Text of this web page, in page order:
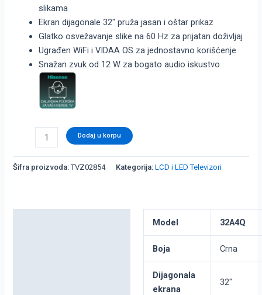
slikama
Ekran dijagonale 32″ pruža jasan i oštar prikaz
Glatko osvežavanje slike na 60 Hz za prijatan doživljaj
Ugrađen WiFi i VIDAA OS za jednostavno korišćenje
Snažan zvuk od 12 W za bogato audio iskustvo
Dodaj u korpu
Šifra proizvoda:TVZ02854 Kategorija:LCD i LED Televizori
Model 32A4Q
Boja Crna
Dijagonala
ekrana
32″